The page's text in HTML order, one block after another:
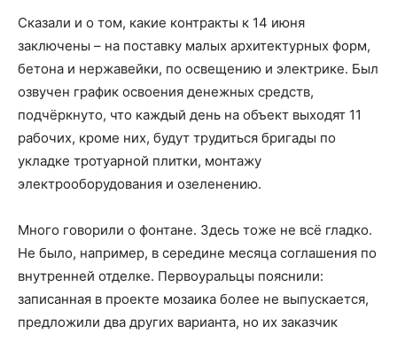
Сказали и о том, какие контракты к 14 июня
заключены – на поставку малых архитектурных форм,
бетона и нержавейки, по освещению и электрике. Был
озвучен график освоения денежных средств,
подчёркнуто, что каждый день на объект выходят 11
рабочих, кроме них, будут трудиться бригады по
укладке тротуарной плитки, монтажу
электрооборудования и озеленению.
Много говорили о фонтане. Здесь тоже не всё гладко.
Не было, например, в середине месяца соглашения по
внутренней отделке. Первоуральцы пояснили:
записанная в проекте мозаика более не выпускается,
предложили два других варианта, но их заказчик